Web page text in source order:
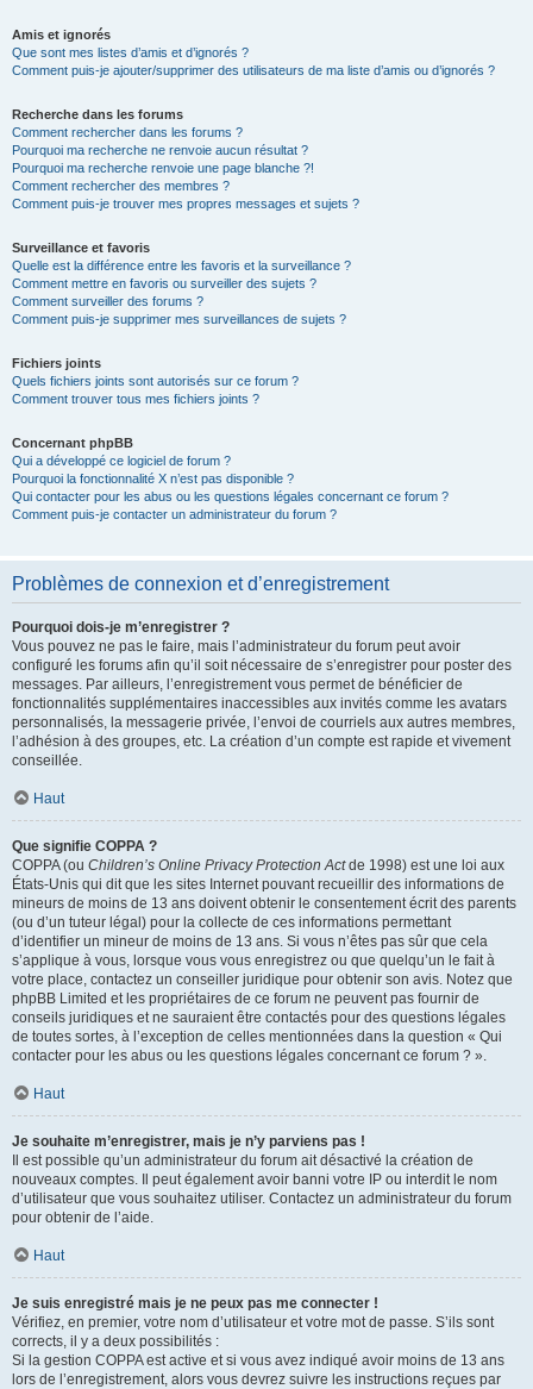
Amis et ignorés
Que sont mes listes d’amis et d’ignorés ?
Comment puis-je ajouter/supprimer des utilisateurs de ma liste d’amis ou d’ignorés ?
Recherche dans les forums
Comment rechercher dans les forums ?
Pourquoi ma recherche ne renvoie aucun résultat ?
Pourquoi ma recherche renvoie une page blanche ?!
Comment rechercher des membres ?
Comment puis-je trouver mes propres messages et sujets ?
Surveillance et favoris
Quelle est la différence entre les favoris et la surveillance ?
Comment mettre en favoris ou surveiller des sujets ?
Comment surveiller des forums ?
Comment puis-je supprimer mes surveillances de sujets ?
Fichiers joints
Quels fichiers joints sont autorisés sur ce forum ?
Comment trouver tous mes fichiers joints ?
Concernant phpBB
Qui a développé ce logiciel de forum ?
Pourquoi la fonctionnalité X n’est pas disponible ?
Qui contacter pour les abus ou les questions légales concernant ce forum ?
Comment puis-je contacter un administrateur du forum ?
Problèmes de connexion et d’enregistrement
Pourquoi dois-je m’enregistrer ?
Vous pouvez ne pas le faire, mais l’administrateur du forum peut avoir
configuré les forums afin qu’il soit nécessaire de s’enregistrer pour poster des
messages. Par ailleurs, l’enregistrement vous permet de bénéficier de
fonctionnalités supplémentaires inaccessibles aux invités comme les avatars
personnalisés, la messagerie privée, l’envoi de courriels aux autres membres,
l’adhésion à des groupes, etc. La création d’un compte est rapide et vivement
conseillée.
Haut
Que signifie COPPA ?
COPPA (ou Children’s Online Privacy Protection Actde 1998) est une loi aux
États-Unis qui dit que les sites Internet pouvant recueillir des informations de
mineurs de moins de 13 ans doivent obtenir le consentement écrit des parents
(ou d’un tuteur légal) pour la collecte de ces informations permettant
d’identifier un mineur de moins de 13 ans. Si vous n’êtes pas sûr que cela
s’applique à vous, lorsque vous vous enregistrez ou que quelqu’un le fait à
votre place, contactez un conseiller juridique pour obtenir son avis. Notez que
phpBB Limited et les propriétaires de ce forum ne peuvent pas fournir de
conseils juridiques et ne sauraient être contactés pour des questions légales
de toutes sortes, à l’exception de celles mentionnées dans la question « Qui
contacter pour les abus ou les questions légales concernant ce forum ? ».
Haut
Je souhaite m’enregistrer, mais je n’y parviens pas !
Il est possible qu’un administrateur du forum ait désactivé la création de
nouveaux comptes. Il peut également avoir banni votre IP ou interdit le nom
d’utilisateur que vous souhaitez utiliser. Contactez un administrateur du forum
pour obtenir de l’aide.
Haut
Je suis enregistré mais je ne peux pas me connecter !
Vérifiez, en premier, votre nom d’utilisateur et votre mot de passe. S’ils sont
corrects, il y a deux possibilités :
Si la gestion COPPA est active et si vous avez indiqué avoir moins de 13 ans
lors de l’enregistrement, alors vous devrez suivre les instructions reçues par